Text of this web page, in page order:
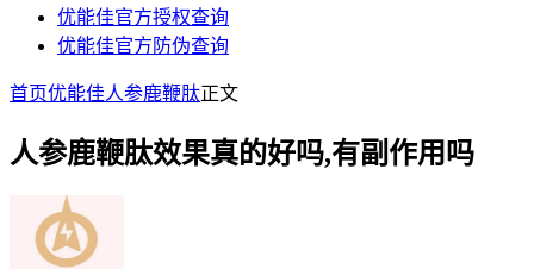
优能佳官方授权查询
优能佳官方防伪查询
首页优能佳人参鹿鞭肽正文
人参鹿鞭肽效果真的好吗,有副作用吗